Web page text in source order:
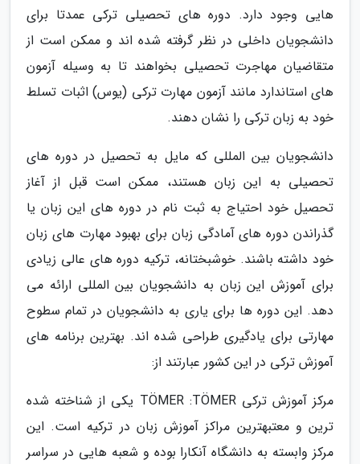
هایی وجود دارد. دوره های تحصیلی ترکی عمدتا برای
دانشجویان داخلی در نظر گرفته شده اند و ممکن است از
متقاضیان مهاجرت تحصیلی بخواهند تا به وسیله آزمون
های استاندارد مانند آزمون مهارت ترکی (یوس) اثبات تسلط
خود به زبان ترکی را نشان دهند.
دانشجویان بین المللی که مایل به تحصیل در دوره های
تحصیلی به این زبان هستند، ممکن است قبل از آغاز
تحصیل خود احتیاج به ثبت نام در دوره های این زبان یا
گذراندن دوره های آمادگی زبان برای بهبود مهارت های زبان
خود داشته باشند. خوشبختانه، ترکیه دوره های عالی زیادی
برای آموزش این زبان به دانشجویان بین المللی ارائه می
دهد. این دوره ها برای یاری به دانشجویان در تمام سطوح
مهارتی برای یادگیری طراحی شده اند. بهترین برنامه های
آموزش ترکی در این کشور عبارتند از:
مرکز آموزش ترکی TÖMER :TÖMER یکی از شناخته شده
ترین و معتبهترین مراکز آموزش زبان در ترکیه است. این
مرکز وابسته به دانشگاه آنکارا بوده و شعبه هایی در سراسر